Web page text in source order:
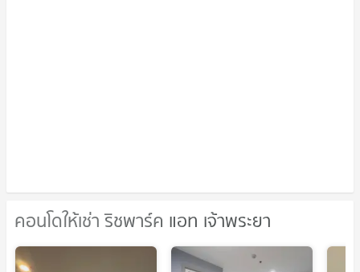
คอนโดให้เช่า ริชพาร์ค แอท เจ้าพระยา
คอนโดให้เช่า ริชพาร์ค แอท เจ้าพระยา